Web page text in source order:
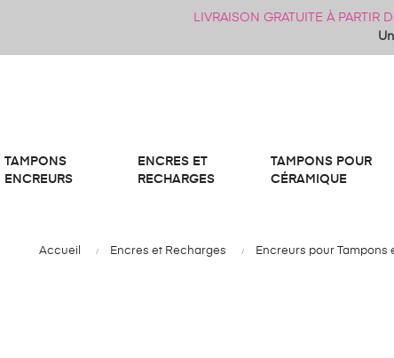
LIVRAISON GRATUITE À PARTIR
TAMPONS
ENCREURS
ENCRES ET
RECHARGES
TAMPONS POUR
CÉRAMIQUE
Accueil Encres et Recharges Encreurs pour Tampons